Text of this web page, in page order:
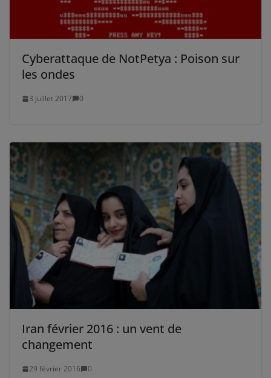
Cyberattaque de NotPetya : Poison sur
les ondes
3 juillet 2017 0
Iran février 2016 : un vent de
changement
29 février 2016 0